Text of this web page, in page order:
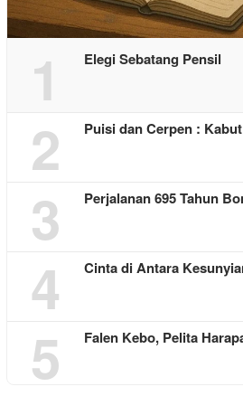
1 Elegi Sebatang Pensil
2 Puisi dan Cerpen :
3 Perjalanan 695 Tahun
4 Cinta di Antara
5 Falen Kebo, Pelita